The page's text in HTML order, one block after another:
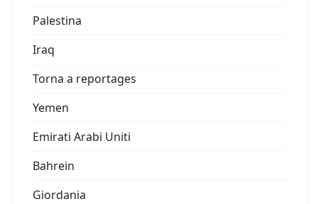
Palestina
Iraq
Torna a reportages
Yemen
Emirati Arabi Uniti
Bahrein
Giordania